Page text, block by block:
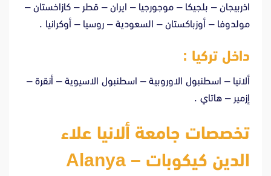
اذربيجان – بلجيكا – موجورجيا – ايران – قطر – كازاخستان –
مولدوفا – أوزباكستان – السعودية – روسيا – أوكرانيا .
داخل تركيا :
ألانيا – اسطنبول الاوروبية – اسطنبول الاسيوية – أنقرة –
إزمير – هاتاي .
تخصصات جامعة ألانيا علاء
الدين كيكوبات – Alanya